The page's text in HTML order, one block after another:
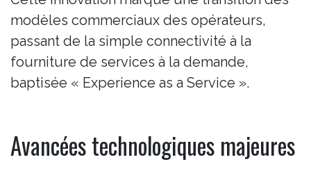
modèles commerciaux des opérateurs,
passant de la simple connectivité à la
fourniture de services à la demande,
baptisée « Experience as a Service ».
Avancées technologiques majeures